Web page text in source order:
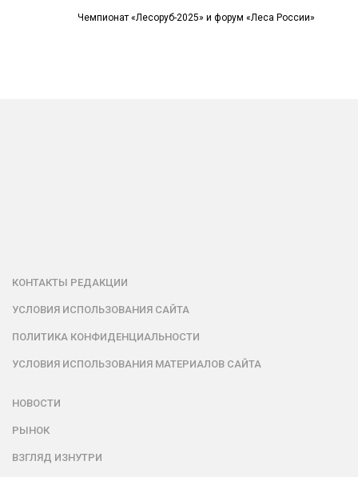
Чемпионат «Лесоруб-2025» и форум «Леса России»
КОНТАКТЫ РЕДАКЦИИ
УСЛОВИЯ ИСПОЛЬЗОВАНИЯ САЙТА
ПОЛИТИКА КОНФИДЕНЦИАЛЬНОСТИ
УСЛОВИЯ ИСПОЛЬЗОВАНИЯ МАТЕРИАЛОВ САЙТА
НОВОСТИ
РЫНОК
ВЗГЛЯД ИЗНУТРИ